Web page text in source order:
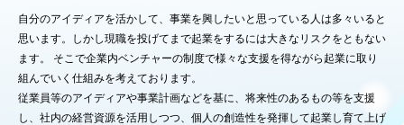
自分のアイディアを活かして、事業を興したいと思っている人は多々いると
思います。しかし現職を投げてまで起業をするには大きなリスクをともない
ます。 そこで企業内ベンチャーの制度で様々な支援を得ながら起業に取り
組んでいく仕組みを考えております。
従業員等のアイディアや事業計画などを基に、将来性のあるもの等を支援
し、社内の経営資源を活用しつつ、個人の創造性を発揮して起業し育て上げ